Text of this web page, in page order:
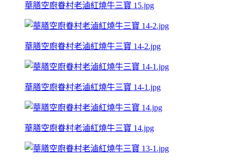
華膳空廚眷村老滷紅燒牛三寶 15.jpg
華膳空廚眷村老滷紅燒牛三寶 14-2.jpg
華膳空廚眷村老滷紅燒牛三寶 14-1.jpg
華膳空廚眷村老滷紅燒牛三寶 14.jpg